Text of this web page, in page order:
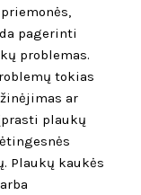
pagerinti
problemas.
tokias
ar
plaukų
Plaukų kaukės